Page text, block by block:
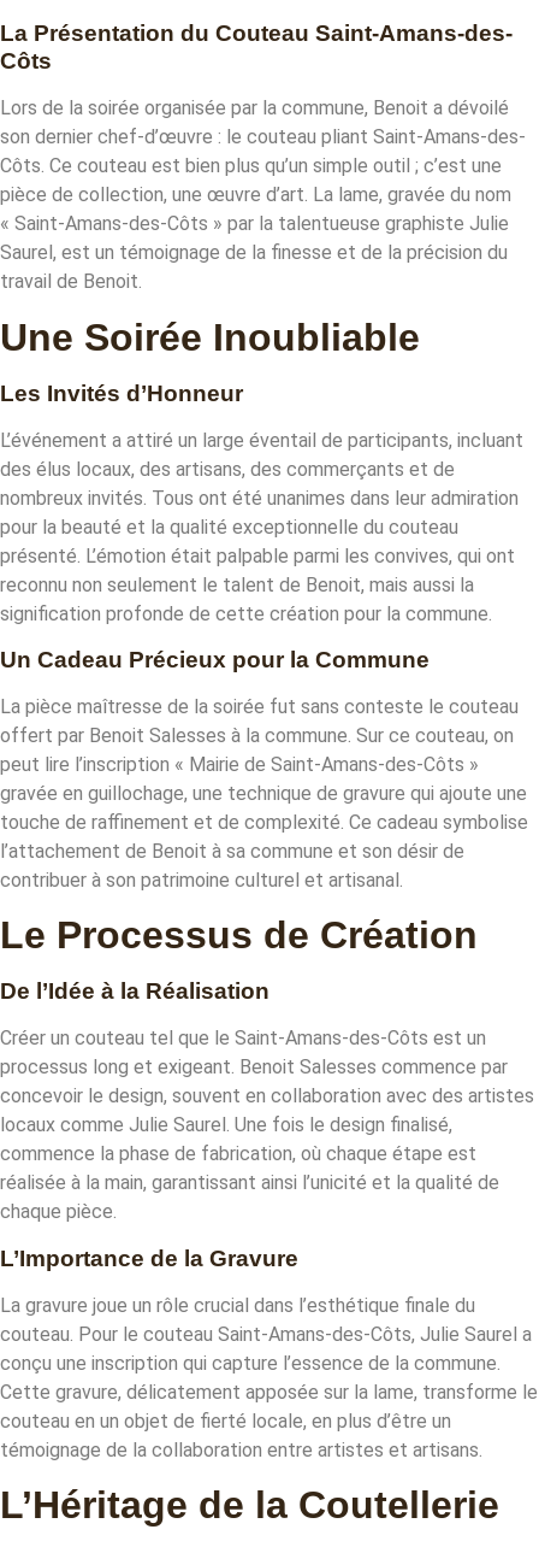
La Présentation du Couteau Saint-Amans-des-
Côts
Lors de la soirée organisée par la commune, Benoit a dévoilé
son dernier chef-d’œuvre : le couteau pliant Saint-Amans-des-
Côts. Ce couteau est bien plus qu’un simple outil ; c’est une
pièce de collection, une œuvre d’art. La lame, gravée du nom
« Saint-Amans-des-Côts » par la talentueuse graphiste Julie
Saurel, est un témoignage de la finesse et de la précision du
travail de Benoit.
Une Soirée Inoubliable
Les Invités d’Honneur
L’événement a attiré un large éventail de participants, incluant
des élus locaux, des artisans, des commerçants et de
nombreux invités. Tous ont été unanimes dans leur admiration
pour la beauté et la qualité exceptionnelle du couteau
présenté. L’émotion était palpable parmi les convives, qui ont
reconnu non seulement le talent de Benoit, mais aussi la
signification profonde de cette création pour la commune.
Un Cadeau Précieux pour la Commune
La pièce maîtresse de la soirée fut sans conteste le couteau
offert par Benoit Salesses à la commune. Sur ce couteau, on
peut lire l’inscription « Mairie de Saint-Amans-des-Côts »
gravée en guillochage, une technique de gravure qui ajoute une
touche de raffinement et de complexité. Ce cadeau symbolise
l’attachement de Benoit à sa commune et son désir de
contribuer à son patrimoine culturel et artisanal.
Le Processus de Création
De l’Idée à la Réalisation
Créer un couteau tel que le Saint-Amans-des-Côts est un
processus long et exigeant. Benoit Salesses commence par
concevoir le design, souvent en collaboration avec des artistes
locaux comme Julie Saurel. Une fois le design finalisé,
commence la phase de fabrication, où chaque étape est
réalisée à la main, garantissant ainsi l’unicité et la qualité de
chaque pièce.
L’Importance de la Gravure
La gravure joue un rôle crucial dans l’esthétique finale du
couteau. Pour le couteau Saint-Amans-des-Côts, Julie Saurel a
conçu une inscription qui capture l’essence de la commune.
Cette gravure, délicatement apposée sur la lame, transforme le
couteau en un objet de fierté locale, en plus d’être un
témoignage de la collaboration entre artistes et artisans.
L’Héritage de la Coutellerie